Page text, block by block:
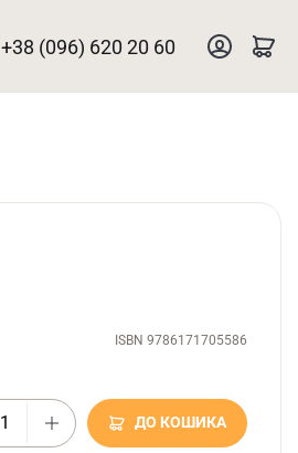
+38 (096) 620 20 60
ISBN 9786171705586
ДО КОШИКА